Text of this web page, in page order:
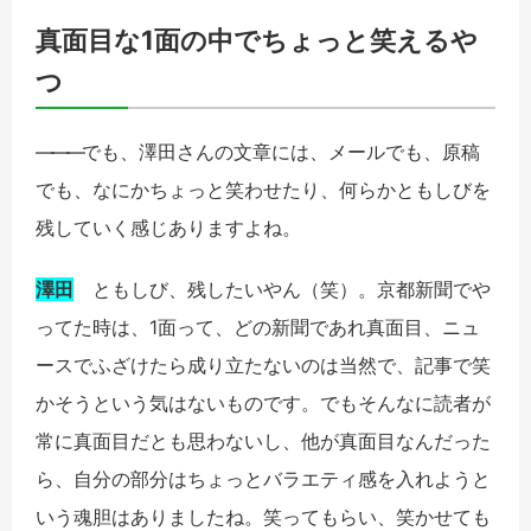
真面目な1面の中でちょっと笑えるや
つ
―――でも、澤田さんの文章には、メールでも、原稿
でも、なにかちょっと笑わせたり、何らかともしびを
残していく感じありますよね。
澤田
ともしび、残したいやん（笑）。京都新聞でや
ってた時は、1面って、どの新聞であれ真面目、ニュ
ースでふざけたら成り立たないのは当然で、記事で笑
かそうという気はないものです。でもそんなに読者が
常に真面目だとも思わないし、他が真面目なんだった
ら、自分の部分はちょっとバラエティ感を入れようと
いう魂胆はありましたね。笑ってもらい、笑かせても